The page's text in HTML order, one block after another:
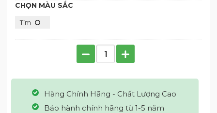
CHỌN MÀU SẮC
Tím
Hàng Chính Hãng - Chất Lượng Cao
Bảo hành chính hãng từ 1-5 năm